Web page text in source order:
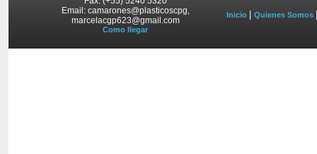
Email: camarones@plasticoscpg,
marcelacgp623@gmail.com
Como llegar
Inicio Quienes Somos